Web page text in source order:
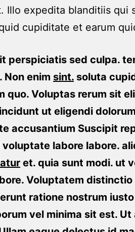
Illo expedita blanditiis qui
cupiditate et earum
perspiciatis sed culpa.
Non enim sint. soluta
quo. Voluptas rerum sit
ut eligendi
accusantium Suscipit
labore labore.
et. quia sunt modi. ut
Voluptatem distinctio
ratione nostrum
vel minima sit est. Ut